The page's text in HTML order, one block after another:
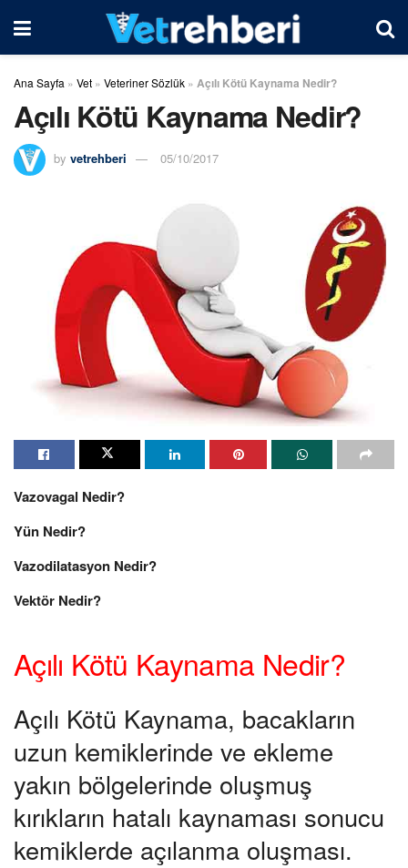
Ana Sayfa » Vet » Veteriner Sözlük » Açılı Kötü Kaynama Nedir?
Açılı Kötü Kaynama Nedir?
by vetrehberi 05/10/2017
Vazovagal Nedir?
Yün Nedir?
Vazodilatasyon Nedir?
Vektör Nedir?
Açılı Kötü Kaynama Nedir?
Açılı Kötü Kaynama, bacakların
uzun kemiklerinde ve ekleme
yakın bölgelerinde oluşmuş
kırıkların hatalı kaynaması sonucu
kemiklerde açılanma oluşması.